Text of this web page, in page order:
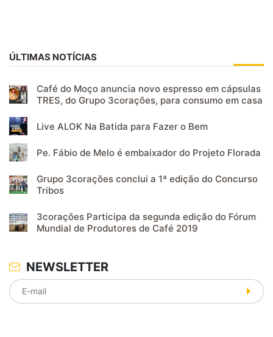
ÚLTIMAS NOTÍCIAS
Café do Moço anuncia novo espresso em cápsulas
TRES, do Grupo 3corações, para consumo em casa
Live ALOK Na Batida para Fazer o Bem
Pe. Fábio de Melo é embaixador do Projeto Florada
Grupo 3corações conclui a 1ª edição do Concurso
Tribos
3corações Participa da segunda edição do Fórum
Mundial de Produtores de Café 2019
NEWSLETTER